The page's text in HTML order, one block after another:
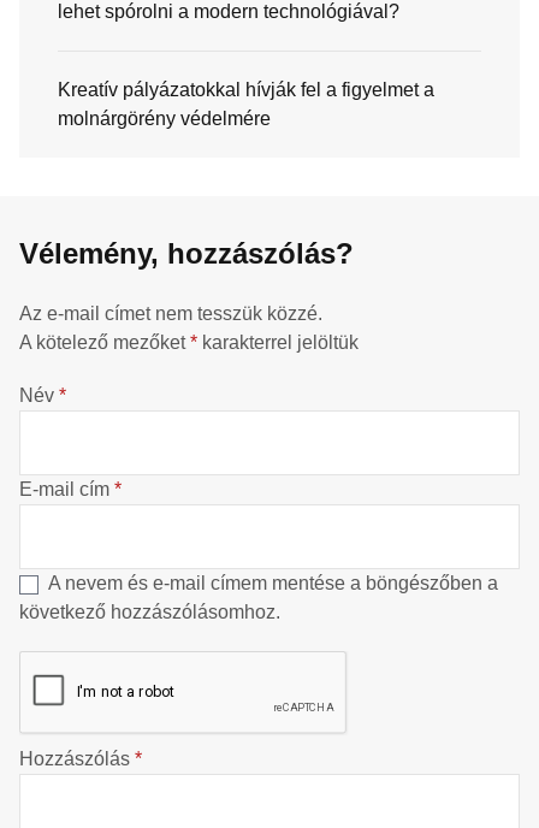
lehet spórolni a modern technológiával?
Kreatív pályázatokkal hívják fel a figyelmet a
molnárgörény védelmére
Vélemény, hozzászólás?
Az e-mail címet nem tesszük közzé.
A kötelező mezőket* karakterrel jelöltük
Név *
E-mail cím *
A nevem és e-mail címem mentése a böngészőben a
következő hozzászólásomhoz.
Hozzászólás *